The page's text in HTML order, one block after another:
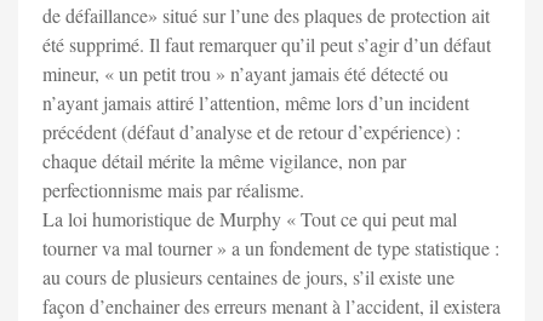
de défaillance» situé sur l’une des plaques de protection ait
été supprimé. Il faut remarquer qu’il peut s’agir d’un défaut
mineur, « un petit trou » n’ayant jamais été détecté ou
n’ayant jamais attiré l’attention, même lors d’un incident
précédent (défaut d’analyse et de retour d’expérience) :
chaque détail mérite la même vigilance, non par
perfectionnisme mais par réalisme.
La loi humoristique de Murphy « Tout ce qui peut mal
tourner va mal tourner » a un fondement de type statistique :
au cours de plusieurs centaines de jours, s’il existe une
façon d’enchainer des erreurs menant à l’accident, il existera